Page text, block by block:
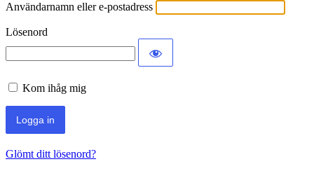
Användarnamn eller e-postadress
Lösenord
Kom ihåg mig
Glömt ditt lösenord?